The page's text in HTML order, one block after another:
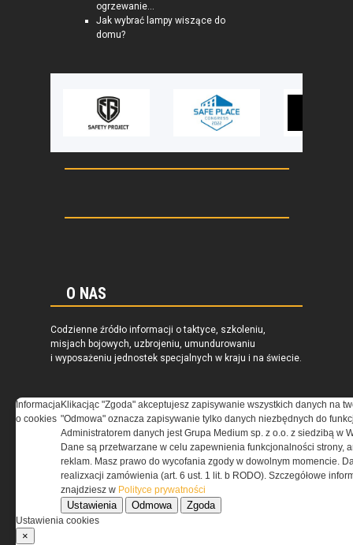
ogrzewanie...
Jak wybrać lampy wiszące do
domu?
O NAS
Codzienne źródło informacji o taktyce, szkoleniu,
misjach bojowych, uzbrojeniu, umundurowaniu
i wyposażeniu jednostek specjalnych w kraju i na świecie.
REGULAMIN
Regulamin określa zasady korzystania z portalu
www.special-ops.pl
Informacja
o cookies
Klikacjąc "Zgoda" akceptujesz zapisywanie wszystkich danych na
"Odmowa" oznacza zapisywanie tylko danych niezbędnych do
Administratorem danych jest Grupa Medium sp. z o.o. z siedzibą w
Dane są przetwarzane w celu zapewnienia funkcjonalności strony,
reklam. Masz prawo do wycofania zgody w dowolnym momencie.
realizxacji zamówienia (art. 6 ust. 1 lit. b RODO). Szczegółowe
znajdziesz w Polityce prywatności
Ustawienia Odmowa Zgoda
Ustawienia cookies
×